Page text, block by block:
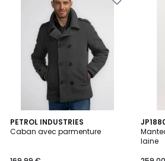
PETROL INDUSTRIES
Caban avec parmenture
2
/
2
Couleurs
laine
5
/
5